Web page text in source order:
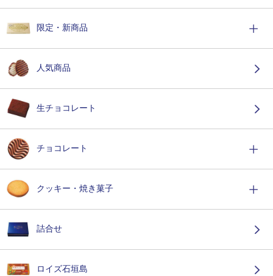
限定・新商品
人気商品
生チョコレート
チョコレート
クッキー・焼き菓子
詰合せ
ロイズ石垣島